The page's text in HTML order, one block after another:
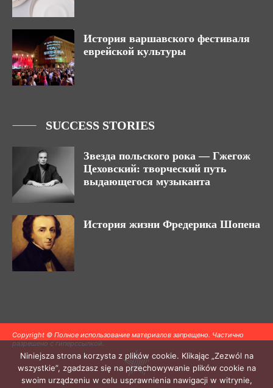
История варшавского фестиваля
еврейской культуры
SUCCESS STORIES
Звезда польского рока — Гжегож
Цеховский: творческий путь
выдающегося музыканта
История жизни Фредерика Шопена
Copyright © Полное использование материалов запрещено. Частично
разрешено с гиперссылкой.
Niniejsza strona korzysta z plików cookie. Klikając „Zezwól na
wszystkie”, zgadzasz się na przechowywanie plików cookie na
swoim urządzeniu w celu usprawnienia nawigacji w witrynie,